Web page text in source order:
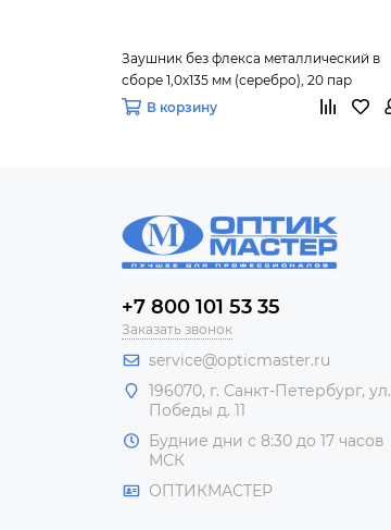
Заушник без флекса металлический в
сборе 1,0х135 мм (серебро), 20 пар
В корзину
+7 800 101 53 35
Заказать звонок
service@opticmaster.ru
196070, г. Санкт-Петербург, ул.
Победы д. 11
Будние дни с 8:30 до 17 часов
МСК
ОПТИКМАСТЕР